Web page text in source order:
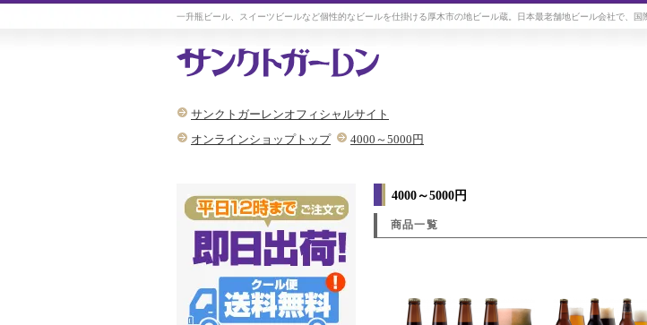
一升瓶ビール、スイーツビールなど個性的なビールを仕掛ける厚木市の地ビール蔵。日本最老舗地ビール会社で、国
サンクトガーレンオフィシャルサイト
オンラインショップトップ 4000～5000円
4000～5000円
商品一覧